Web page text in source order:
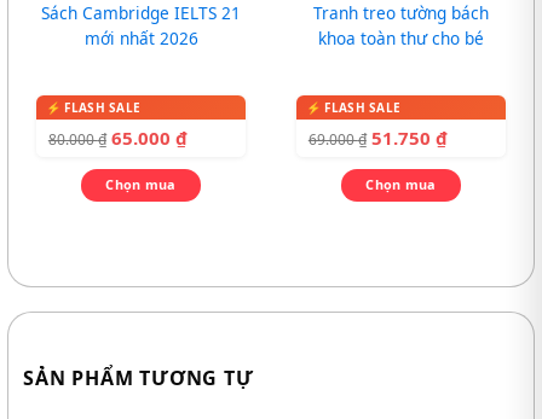
Sách Cambridge IELTS 21
mới nhất 2026
80.000₫ 65.000 ₫
Chọn mua
Tranh treo tường bách
khoa toàn thư cho bé
69.000₫ 51.750 ₫
Chọn mua
SẢN PHẨM TƯƠNG TỰ